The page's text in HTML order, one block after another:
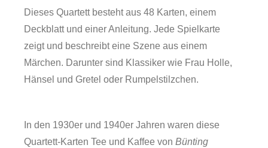
Dieses Quartett besteht aus 48 Karten, einem
Deckblatt und einer Anleitung. Jede Spielkarte
zeigt und beschreibt eine Szene aus einem
Märchen. Darunter sind Klassiker wie Frau Holle,
Hänsel und Gretel oder Rumpelstilzchen.
In den 1930er und 1940er Jahren waren diese
Quartett-Karten Tee und Kaffee von Bünting